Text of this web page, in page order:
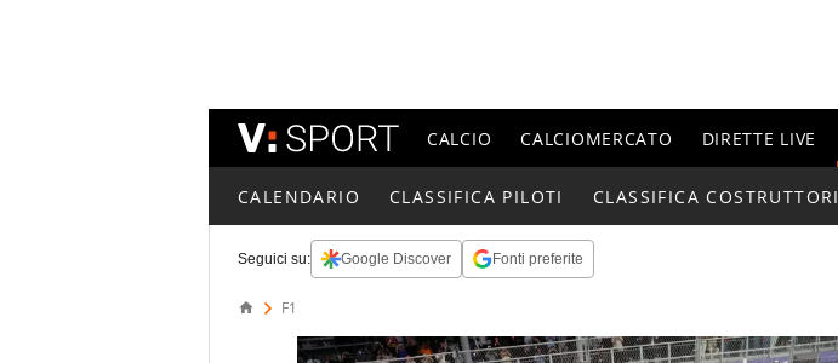
CALCIO CALCIOMERCATO DIRETTE LIVE
CALENDARIO CLASSIFICA PILOTI CLASSIFICA COSTRUTTORI
Seguici su: Google Discover Fonti preferite
F1